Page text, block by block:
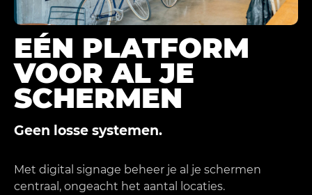
EÉN PLATFORM
VOOR AL JE
SCHERMEN
Geen losse systemen.
Met digital signage beheer je al je schermen
centraal, ongeacht het aantal locaties.